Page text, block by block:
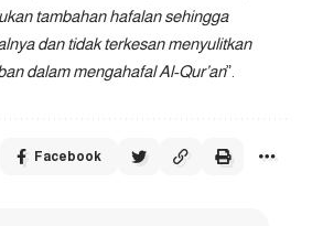
tambahan hafalan sehingga
dan tidak terkesan menyulitkan
dalam mengahafal Al-Qur’an”.
Facebook